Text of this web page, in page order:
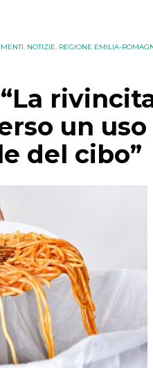
, NOTIZIE, REGIONE EMILIA-
un
del cibo”